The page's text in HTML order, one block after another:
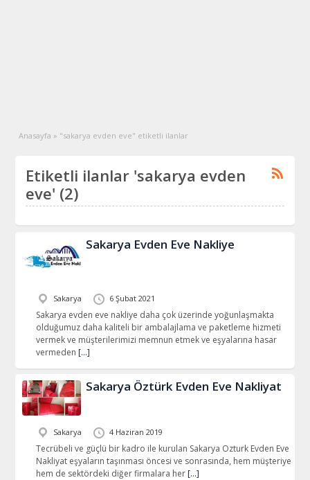
Anasayfa » "sakarya evden eve" etiketli ilanlar
Etiketli ilanlar 'sakarya evden
eve' (2)
Sakarya Evden Eve Nakliye
Sakarya 6 Şubat 2021
Sakarya evden eve nakliye daha çok üzerinde yoğunlaşmakta
olduğumuz daha kaliteli bir ambalajlama ve paketleme hizmeti
vermek ve müşterilerimizi memnun etmek ve eşyalarına hasar
vermeden […]
Sakarya Öztürk Evden Eve Nakliyat
Sakarya 4 Haziran 2019
Tecrübeli ve güçlü bir kadro ile kurulan Sakarya Ozturk Evden Eve
Nakliyat eşyaların taşınması öncesi ve sonrasında, hem müşteriye
hem de sektördeki diğer firmalara her […]